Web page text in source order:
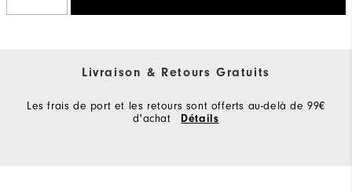
Livraison & Retours Gratuits
Les frais de port et les retours sont offerts au-delà de 99€
d'achat
Détails